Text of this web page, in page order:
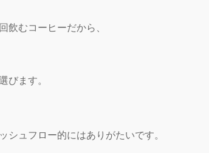
飲むコーヒーだから、
びます。
シュフロー的にはありがたいです。